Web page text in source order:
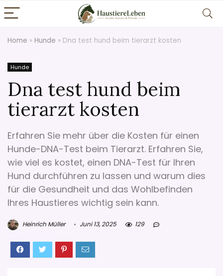
Home » Hunde » Dna test hund beim tierarzt kosten
Hunde
Dna test hund beim
tierarzt kosten
Erfahren Sie mehr über die Kosten für einen
Hunde-DNA-Test beim Tierarzt. Erfahren Sie,
wie viel es kostet, einen DNA-Test für Ihren
Hund durchführen zu lassen und warum dies
für die Gesundheit und das Wohlbefinden
Ihres Haustieres wichtig sein kann.
Heinrich Müller Juni 13, 2025 129